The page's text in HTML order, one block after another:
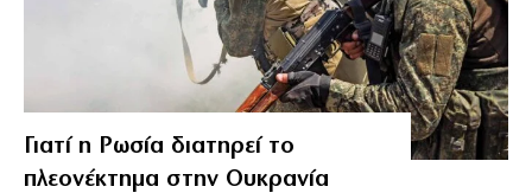
Γιατί η Ρωσία διατηρεί το
πλεονέκτημα στην Ουκρανία